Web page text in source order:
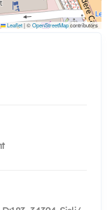
Leaflet|©OpenStreetMapcontributors